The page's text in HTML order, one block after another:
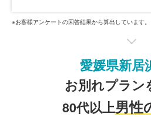
※お客様アンケートの回答結果から算出しています。
愛媛県新居
お別れプラン
80代以上男性